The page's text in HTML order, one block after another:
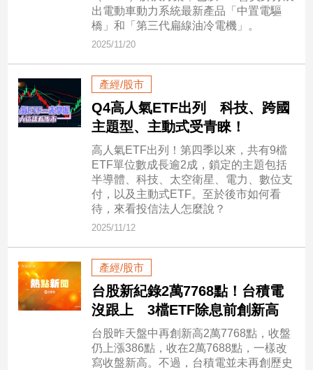
內
設
計
旅
遊/
消
費
健
康/
親
出電動車動力系統最新產品「中置電驅
橋」和「第三代扁線油冷電機」。
2025/11/20
產經/股市
Q4高人氣ETF出列 科技、跨國
主題型、主動式受青睞！
高人氣ETF出列！第四季以來，共有9檔
ETF單位數成長逾2成，鎖定的主題包括
半導體、科技、太空衛星、電力、數位支
付，以及主動式ETF。至於後市如何看
待，來看投信法人怎麼說？
2025/11/12
產經/股市
台股新紀錄2萬7768點！台積電
沒跟上 3檔ETF除息前創新高
台股昨天盤中再創新高2萬7768點，收盤
仍上漲386點，收在2萬7688點，一樣改
寫收盤新高。不過，台積電並未再創歷史